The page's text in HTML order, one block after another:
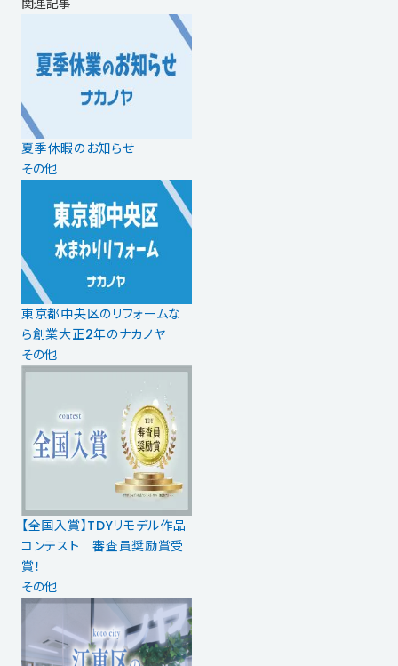
関連記事
夏季休暇のお知らせ
その他
東京都中央区のリフォームな
ら創業大正2年のナカノヤ
その他
【全国入賞】TDYリモデル作品
コンテスト 審査員奨励賞受
賞！
その他